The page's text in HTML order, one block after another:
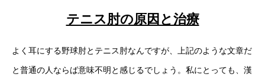
テニス肘の原因と治療
よく耳にする野球肘とテニス肘なんですが、上記のような文章だ
と普通の人ならば意味不明と感じるでしょう。私にとっても、漢